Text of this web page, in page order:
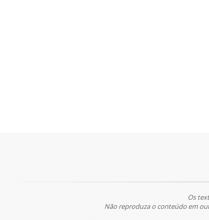
Os
Não reproduza o conteúdo em